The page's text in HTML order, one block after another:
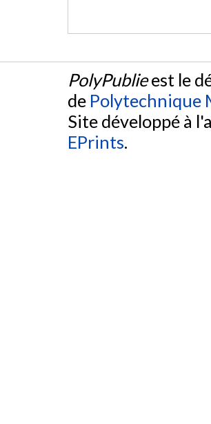
PolyPublieest le
de Polytechnique
Site développé à
EPrints.